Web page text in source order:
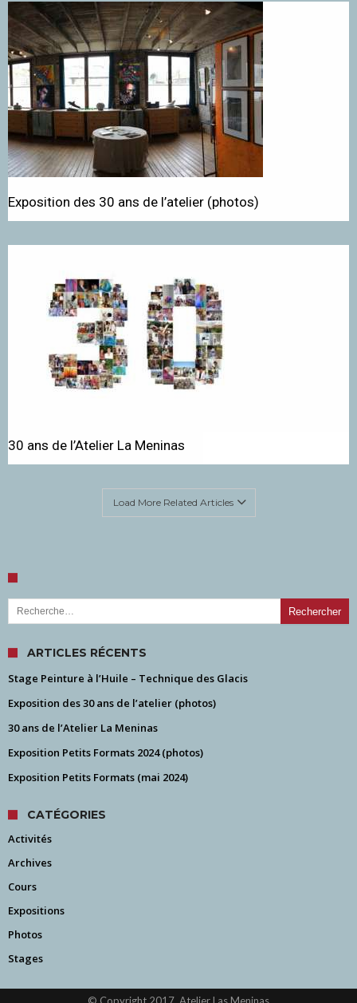
Exposition des 30 ans de l’atelier (photos)
30 ans de l’Atelier La Meninas
Load More Related Articles
Rechercher :
ARTICLES RÉCENTS
Stage Peinture à l’Huile – Technique des Glacis
Exposition des 30 ans de l’atelier (photos)
30 ans de l’Atelier La Meninas
Exposition Petits Formats 2024 (photos)
Exposition Petits Formats (mai 2024)
CATÉGORIES
Activités
Archives
Cours
Expositions
Photos
Stages